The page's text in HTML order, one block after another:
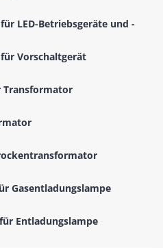
LED-Betriebsgeräte und -
Vorschaltgerät
Gasentladungslampe
Entladungslampe